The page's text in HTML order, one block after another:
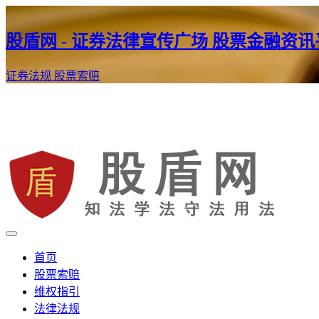
股盾网 - 证券法律宣传广场 股票金融资讯
证券法规 股票索赔
股盾网
证券股票维权网
首页
股票索赔
维权指引
法律法规